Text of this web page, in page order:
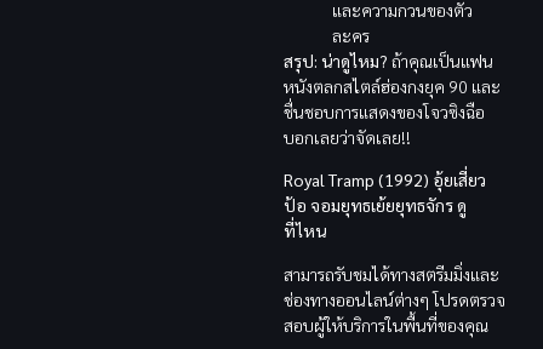
และความกวนของตัว
ละคร
สรุป: น่าดูไหม? ถ้าคุณเป็นแฟน
หนังตลกสไตล์ฮ่องกงยุค 90 และ
ชื่นชอบการแสดงของโจวซิงฉือ
บอกเลยว่าจัดเลย!!
Royal Tramp (1992) อุ้ยเสี่ยว
ป้อ จอมยุทธเย้ยยุทธจักร ดู
ที่ไหน
สามารถรับชมได้ทางสตรีมมิ่งและ
ช่องทางออนไลน์ต่างๆ โปรดตรวจ
สอบผู้ให้บริการในพื้นที่ของคุณ